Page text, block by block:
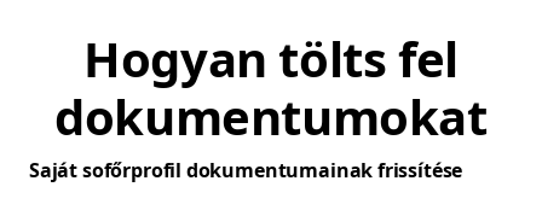
Hogyan tölts fel
dokumentumokat
Saját sofőrprofil dokumentumainak frissítése